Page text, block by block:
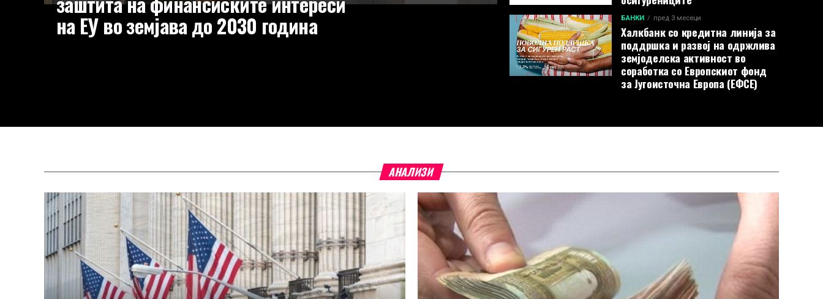
на ЕУ во земјава до 2030 година БАНКИ пред 3 месеци
Халкбанк со кредитна линија за
поддршка и развој на одржлива
земјоделска активност во
соработка со Европскиот фонд
за Југоисточна Европа (ЕФСЕ)
АНАЛИЗИ